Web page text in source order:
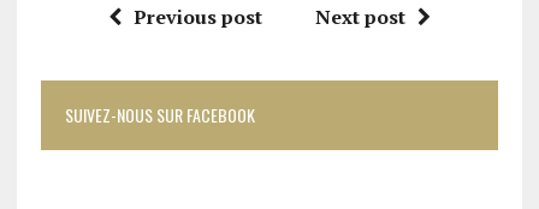
Previous post Next post
SUIVEZ-NOUS SUR FACEBOOK